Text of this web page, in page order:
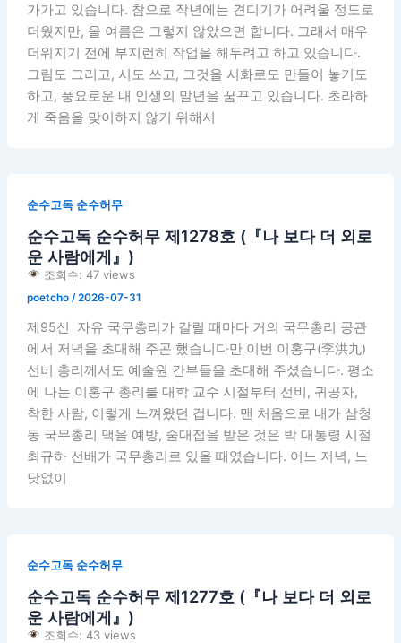
가가고 있습니다. 참으로 작년에는 견디기가 어려울 정도로
더웠지만, 올 여름은 그렇지 않았으면 합니다. 그래서 매우
더워지기 전에 부지런히 작업을 해두려고 하고 있습니다.
그림도 그리고, 시도 쓰고, 그것을 시화로도 만들어 놓기도
하고, 풍요로운 내 인생의 말년을 꿈꾸고 있습니다. 초라하
게 죽음을 맞이하지 않기 위해서
순수고독 순수허무
순수고독 순수허무 제1278호 (『나 보다 더 외로
운 사람에게』)
조회수: 47 views
poetcho /2026-07-31
제95신 자유 국무총리가 갈릴 때마다 거의 국무총리 공관
에서 저녁을 초대해 주곤 했습니다만 이번 이홍구(李洪九)
선비 총리께서도 예술원 간부들을 초대해 주셨습니다. 평소
에 나는 이홍구 총리를 대학 교수 시절부터 선비, 귀공자,
착한 사람, 이렇게 느껴왔던 겁니다. 맨 처음으로 내가 삼청
동 국무총리 댁을 예방, 술대접을 받은 것은 박 대통령 시절
최규하 선배가 국무총리로 있을 때였습니다. 어느 저녁, 느
닷없이
순수고독 순수허무
순수고독 순수허무 제1277호 (『나 보다 더 외로
운 사람에게』)
조회수: 43 views